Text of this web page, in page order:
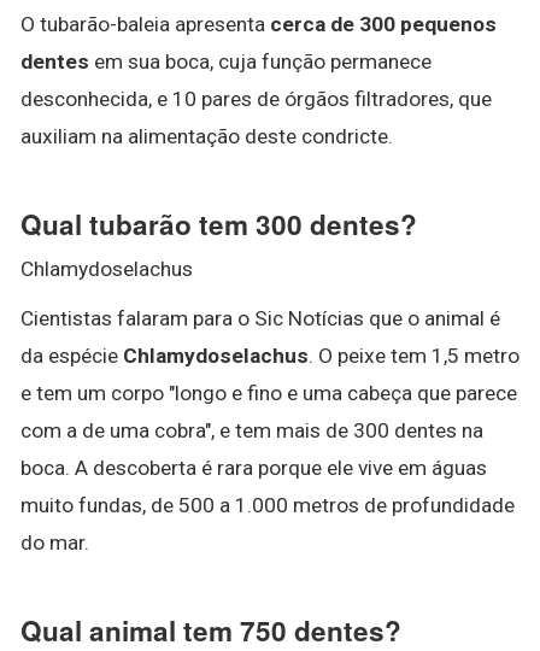
O tubarão-baleia apresenta cerca de 300 pequenos
dentes em sua boca, cuja função permanece
desconhecida, e 10 pares de órgãos filtradores, que
auxiliam na alimentação deste condricte.
Qual tubarão tem 300 dentes?
Chlamydoselachus
Cientistas falaram para o Sic Notícias que o animal é
da espécie Chlamydoselachus. O peixe tem 1,5 metro
e tem um corpo "longo e fino e uma cabeça que parece
com a de uma cobra", e tem mais de 300 dentes na
boca. A descoberta é rara porque ele vive em águas
muito fundas, de 500 a 1.000 metros de profundidade
do mar.
Qual animal tem 750 dentes?